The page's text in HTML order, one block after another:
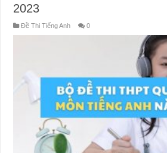
2023
Đề Thi Tiếng Anh 0